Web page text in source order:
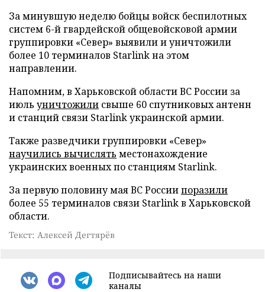
За минувшую неделю бойцы войск беспилотных
систем 6-й гвардейской общевойсковой армии
группировки «Север» выявили и уничтожили
более 10 терминалов Starlink на этом
направлении.
Напомним, в Харьковской области ВС России за
июль уничтожили свыше 60 спутниковых антенн
и станций связи Starlink украинской армии.
Также разведчики группировки «Север»
научились вычислять местонахождение
украинских военных по станциям Starlink.
За первую половину мая ВС Россиипоразили
более 55 терминалов связи Starlink в Харьковской
области.
Текст: Алексей Дегтярёв
Подписывайтесь на наши
каналы